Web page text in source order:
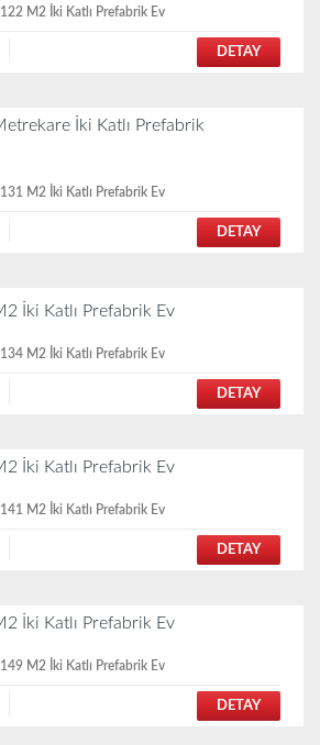
122 M2 İki Katlı Prefabrik Ev
DETAY
131 M2 İki Katlı Prefabrik Ev
DETAY
134 M2 İki Katlı Prefabrik Ev
DETAY
141 M2 İki Katlı Prefabrik Ev
DETAY
149 M2 İki Katlı Prefabrik Ev
DETAY